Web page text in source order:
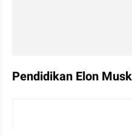
Pendidikan Elon Musk